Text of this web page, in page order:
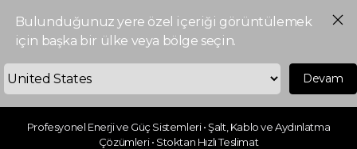
Bulunduğunuz yere özel içeriği görüntülemek
için başka bir ülke veya bölge seçin.
Devam
Profesyonel Enerji ve Güç Sistemleri • Şalt, Kablo ve Aydınlatma
Çözümleri • Stoktan Hızlı Teslimat